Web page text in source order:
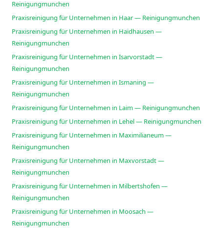
Reinigungmunchen
Praxisreinigung für Unternehmen in Haar — Reinigungmunchen
Praxisreinigung für Unternehmen in Haidhausen —
Reinigungmunchen
Praxisreinigung für Unternehmen in Isarvorstadt —
Reinigungmunchen
Praxisreinigung für Unternehmen in Ismaning —
Reinigungmunchen
Praxisreinigung für Unternehmen in Laim — Reinigungmunchen
Praxisreinigung für Unternehmen in Lehel — Reinigungmunchen
Praxisreinigung für Unternehmen in Maximilianeum —
Reinigungmunchen
Praxisreinigung für Unternehmen in Maxvorstadt —
Reinigungmunchen
Praxisreinigung für Unternehmen in Milbertshofen —
Reinigungmunchen
Praxisreinigung für Unternehmen in Moosach —
Reinigungmunchen